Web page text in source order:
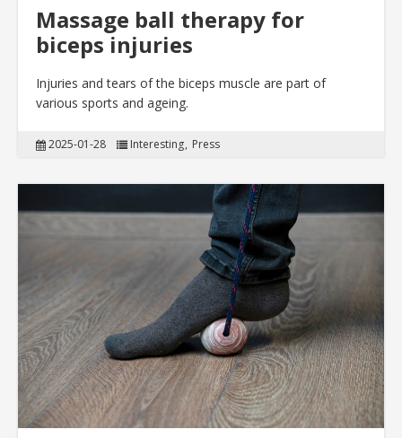
Massage ball therapy for
biceps injuries
Injuries and tears of the biceps muscle are part of
various sports and ageing.
2025-01-28 Interesting Press